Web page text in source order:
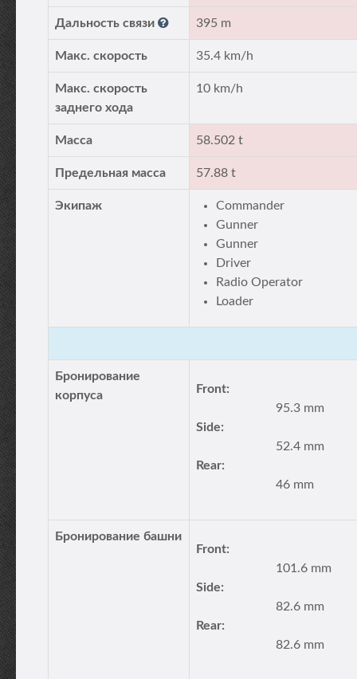
Дальность связи 395 m
Макс. скорость 35.4 km/h
Макс. скорость
заднего хода
10 km/h
Масса 58.502 t
Предельная масса 57.88 t
Экипаж
Commander
Gunner
Gunner
Driver
Radio Operator
Loader
Бронирование
корпуса
Front:
95.3 mm
Side:
52.4 mm
Rear:
46 mm
Бронирование башни
Front:
101.6 mm
Side:
82.6 mm
Rear:
82.6 mm